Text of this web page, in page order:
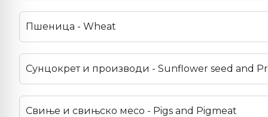
Пшеница - Wheat
Сунцокрет и производи - Sunflower seed and
Свиње и свињско месо - Pigs and Pigmeat